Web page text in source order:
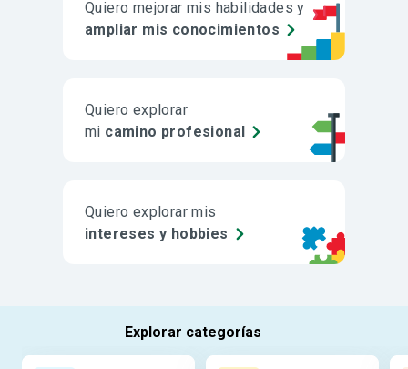
Quiero mejorar mis habilidades y
ampliar mis conocimientos
Quiero explorar
mi camino profesional
Quiero explorar mis
intereses y hobbies